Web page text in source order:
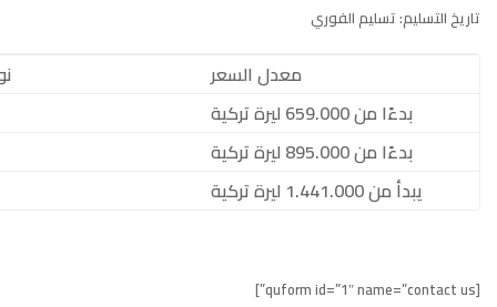
تاريخ التسليم:تسليم الفوري
معدل السعر
بدءًا من 659.000 ليرة تركية
بدءًا من 895.000 ليرة تركية
يبدأ من 1.441.000 ليرة تركية
[quform id=”1″ name=”contact us”]